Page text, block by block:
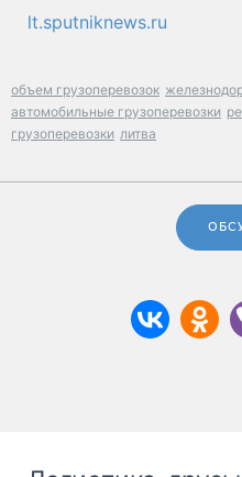
lt.sputniknews.ru
объем грузоперевозок
автомобильные грузоперевозки
грузоперевозки литва